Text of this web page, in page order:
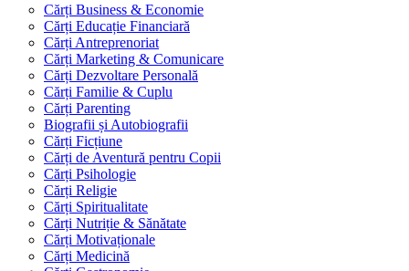
Cărți Business & Economie
Cărți Educație Financiară
Cărți Antreprenoriat
Cărți Marketing & Comunicare
Cărți Dezvoltare Personală
Cărți Familie & Cuplu
Cărți Parenting
Biografii și Autobiografii
Cărți Ficțiune
Cărți de Aventură pentru Copii
Cărți Psihologie
Cărți Religie
Cărți Spiritualitate
Cărți Nutriție & Sănătate
Cărți Motivaționale
Cărți Medicină